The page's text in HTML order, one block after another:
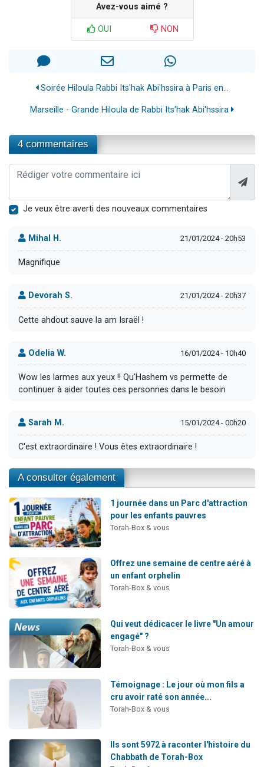
Avez-vous aimé ?
OUI NON
Soirée Hiloula Rabbi Its'hak Abi'hssira à Paris en...
Marseille - Grande Hiloula de Rabbi Its'hak Abi'hssira
4 commentaires
Je veux être averti des nouveaux commentaires
Mihal H. 21/01/2024 - 20h53
Magnifique
Devorah S. 21/01/2024 - 20h37
Cette ahdout sauve la am Israël !
Odelia W. 16/01/2024 - 10h40
Wow les larmes aux yeux !! Qu'Hashem vs permette de
continuer à aider toutes ces personnes dans le besoin
Sarah M. 15/01/2024 - 00h20
C'est extraordinaire ! Vous êtes extraordinaire !
A consulter également
1 journée dans un Parc d'attraction
pour les enfants pauvres
Torah-Box & vous
Offrez une semaine de centre aéré à
un enfant orphelin
Torah-Box & vous
Qui veut dédicacer le livre "Un amour
engagé" ?
Torah-Box & vous
Témoignage : Le jour où mon fils a
cru avoir raté son année...
Torah-Box & vous
Ils sont 5972 à raconter l'histoire du
Chabbath de Torah-Box